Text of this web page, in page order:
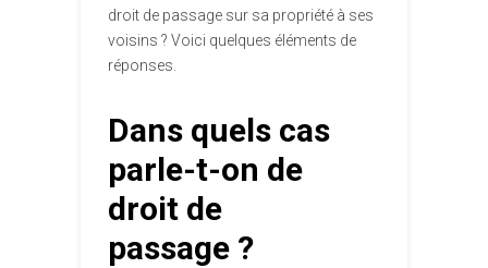
droit de passage sur sa propriété à ses
voisins ? Voici quelques éléments de
réponses.
Dans quels cas
parle-t-on de
droit de
passage ?